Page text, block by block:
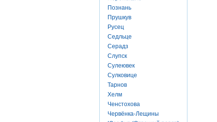
Познань
Прушкув
Русец
Седльце
Серадз
Слупск
Сулеювек
Сулковице
Тарнов
Хелм
Ченстохова
Червёнка-Лещины